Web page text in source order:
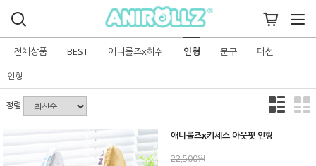
전체상품 BEST 애니롤즈x허쉬 인형 문구 패션
인형
정렬
애니롤즈x키세스 아웃핏 인형
22,500원